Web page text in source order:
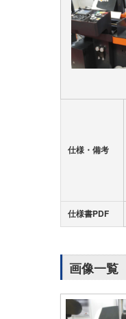
仕様・備考
仕様書PDF
画像一覧